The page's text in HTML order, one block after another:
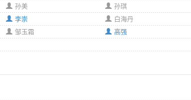
孙美
孙琪
李崇
白海丹
邹玉霜
高强